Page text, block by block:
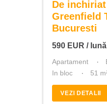
De
Greenfield
Bucuresti
590 EUR / lună
Apartament
In bloc
51
VEZI DETALII